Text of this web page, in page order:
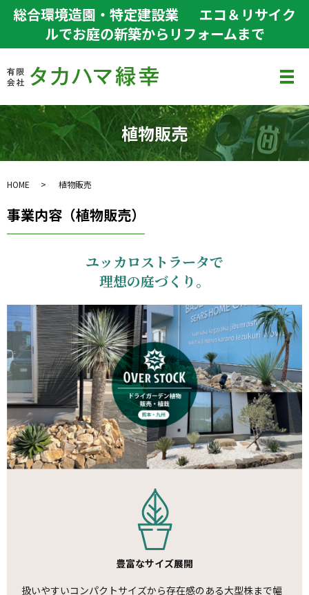
総合環境造園・特定建設業
エコ＆リサイク
ルでお庭の新築からリフォームまで
メ
植物販売
HOME 植物販売
事業内容（植物販売）
ユッカロストラータで
理想の庭づくり。
豊富なサイズ展開
扱いやすいコンパクトサイズから存在感のある大型株まで幅